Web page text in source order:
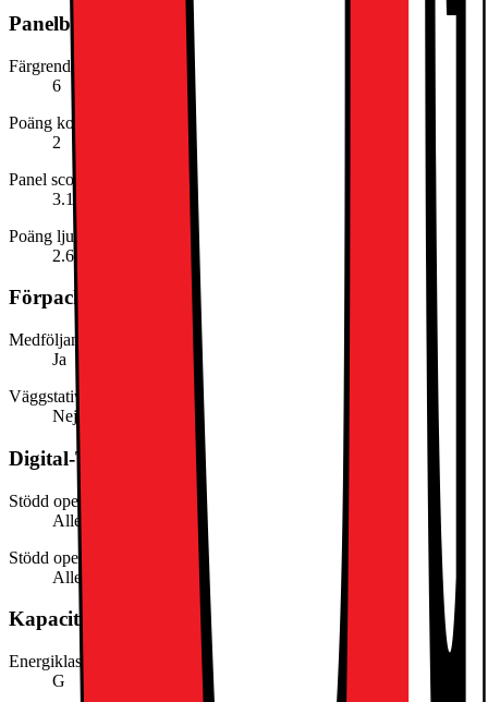
Panelbetyg
Färgrendering (poäng)
6
Poäng kontrast
2
Panel score
3.1
Poäng ljusstyrka
2.6
Förpackningens innehåll
Medföljande bordstativ
Ja
Väggstativ medföljer
Nej
Digital-TV (Sverige)
Stödd operatör SE (DVB-S)
Allente
Stödd operatör SE (DVB-C)
Allente
Kapacitet, förbrukning och strömförsörjning
Energiklass
G